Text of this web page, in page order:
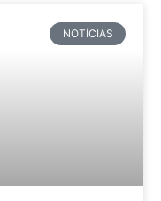
NOTÍCIAS